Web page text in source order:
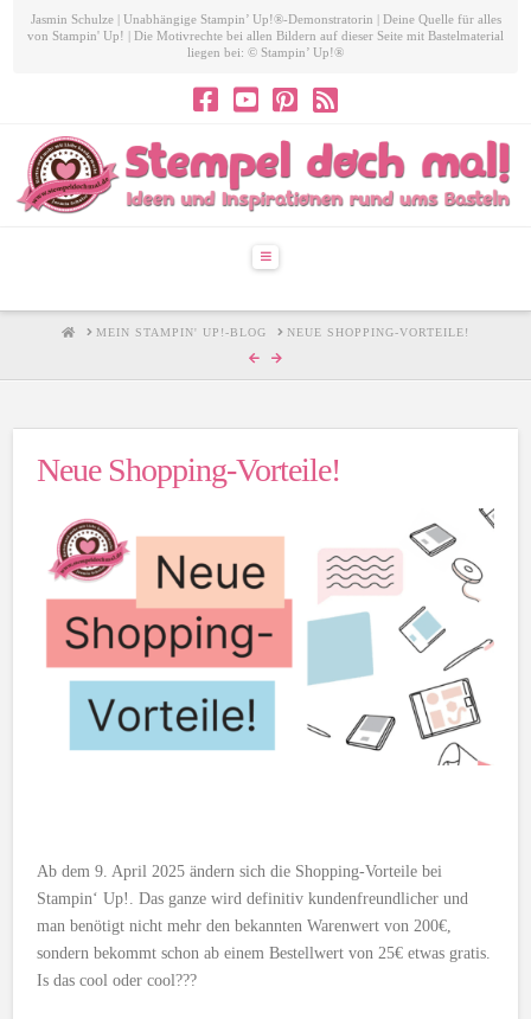
Jasmin Schulze | Unabhängige Stampin’ Up!®-Demonstratorin | Deine Quelle für alles
von Stampin' Up! | Die Motivrechte bei allen Bildern auf dieser Seite mit Bastelmaterial
liegen bei: © Stampin’ Up!®
Navigation
HOMEMEIN STAMPIN' UP!-BLOG NEUE SHOPPING-VORTEILE!
Neue Shopping-Vorteile!
Ab dem 9. April 2025 ändern sich die Shopping-Vorteile bei
Stampin‘ Up!. Das ganze wird definitiv kundenfreundlicher und
man benötigt nicht mehr den bekannten Warenwert von 200€,
sondern bekommt schon ab einem Bestellwert von 25€ etwas gratis.
Is das cool oder cool???